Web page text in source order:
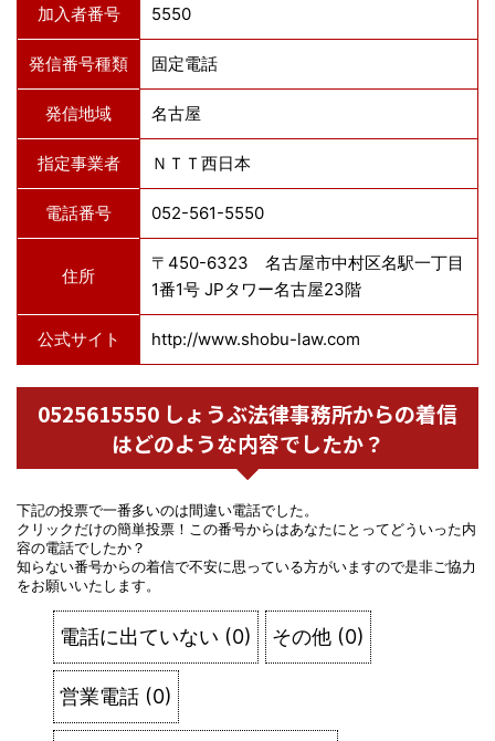
加入者番号 5550
発信番号種類 固定電話
発信地域 名古屋
指定事業者 ＮＴＴ西日本
電話番号 052-561-5550
住所
〒450-6323 名古屋市中村区名駅一丁目
1番1号 JPタワー名古屋23階
公式サイト http://www.shobu-law.com
0525615550 しょうぶ法律事務所からの着信
はどのような内容でしたか？
下記の投票で一番多いのは間違い電話でした。
クリックだけの簡単投票！この番号からはあなたにとってどういった内
容の電話でしたか？
知らない番号からの着信で不安に思っている方がいますので是非ご協力
をお願いいたします。
電話に出ていない (0) その他 (0)
営業電話 (0)